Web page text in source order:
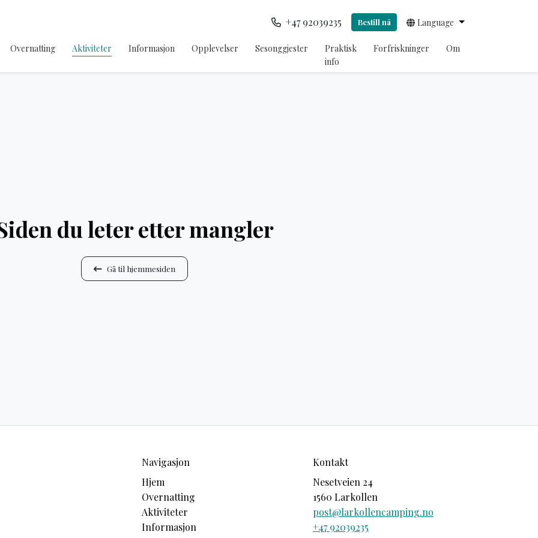
+47 92039235 Bestill nå Language
Overnatting Aktiviteter Informasjon Opplevelser Sesonggjester
Praktisk
info
Forfriskninger Om
du leter etter mangler
Gå til hjemmesiden
Navigasjon
Hjem
Overnatting
Aktiviteter
Informasjon
Kontakt
Nesetveien 24
1560 Larkollen
post@larkollencamping.no
+47 92039235